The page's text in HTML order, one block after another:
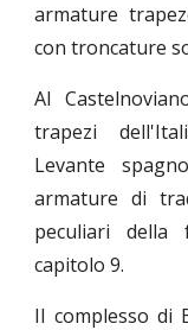
armature
con troncature
Al
trapezi
Levante
armature di
peculiari della
capitolo 9.
Il complesso di